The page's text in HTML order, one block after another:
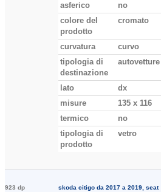
asferico
no
colore del
prodotto
cromato
curvatura
curvo
tipologia di
destinazione
autovetture
lato
dx
misure
135 x 116
termico
no
tipologia di
prodotto
vetro
923 dp
skoda citigo da 2017 a 2019, seat